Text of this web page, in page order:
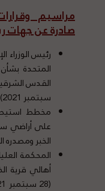
مراسيم
صادرة عن جهات
رئيس الوزراء
المتحدة
سبتمبر 2021). لتفاصيل الخبر ومصدره الأصلي،
مخطط
الخبر ومصدره
المحكمة
أهالي قرية
(28 سبتمبر 2021). لتفاصيل الخبر ومصدره الأصلي،